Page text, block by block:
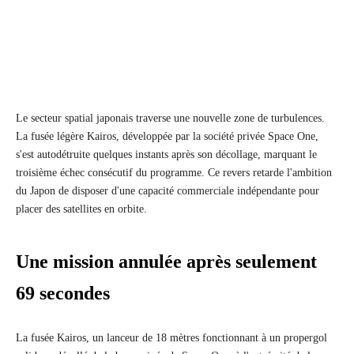
Le secteur spatial japonais traverse une nouvelle zone de turbulences.
La fusée légère Kairos, développée par la société privée Space One,
s'est autodétruite quelques instants après son décollage, marquant le
troisième échec consécutif du programme. Ce revers retarde l'ambition
du Japon de disposer d'une capacité commerciale indépendante pour
placer des satellites en orbite.
Une mission annulée après seulement
69 secondes
La fusée Kairos, un lanceur de 18 mètres fonctionnant à un propergol